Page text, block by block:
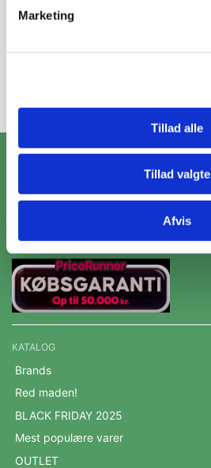
Marketing
Tillad alle
Tillad valgte
Afvis
ZooPet Aps
+4531319490
CVR 42092258
KATALOG
Brands
Red maden!
BLACK FRIDAY 2025
Mest populære varer
OUTLET